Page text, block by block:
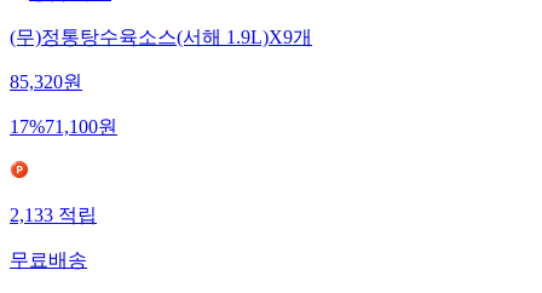
(무)정통탕수육소스(서해 1.9L)X9개
85,320원
17%71,100원
2,133 적립
무료배송